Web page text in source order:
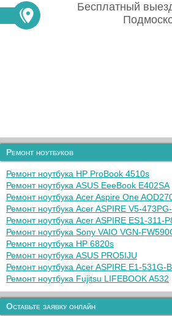
Бесплатный
Ремонт ноутбуков
Ремонт ноутбука HP ProBook 4510s
Ремонт ноутбука ASUS EeeBook E402SA
Ремонт ноутбука Acer Aspire One
Ремонт ноутбука Acer ASPIRE V5-
Ремонт ноутбука Acer ASPIRE ES1-311-
Ремонт ноутбука Sony VAIO VGN-
Ремонт ноутбука HP 6820s
Ремонт ноутбука ASUS PRO5IJU
Ремонт ноутбука Acer ASPIRE E1-531G-
Ремонт ноутбука Fujitsu LIFEBOOK A532
Оставьте заявку онлайн